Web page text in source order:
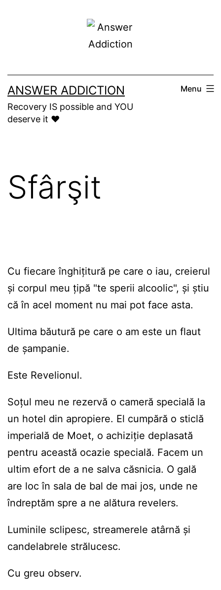
ANSWER ADDICTION
Recovery IS possible and YOU
deserve it ❤️
Menu
Sfârşit
Cu fiecare înghițitură pe care o iau, creierul
și corpul meu țipă "te sperii alcoolic", și știu
că în acel moment nu mai pot face asta.
Ultima băutură pe care o am este un flaut
de șampanie.
Este Revelionul.
Soțul meu ne rezervă o cameră specială la
un hotel din apropiere. El cumpără o sticlă
imperială de Moet, o achiziție deplasată
pentru această ocazie specială. Facem un
ultim efort de a ne salva căsnicia. O gală
are loc în sala de bal de mai jos, unde ne
îndreptăm spre a ne alătura revelers.
Luminile sclipesc, streamerele atârnă și
candelabrele strălucesc.
Cu greu observ.